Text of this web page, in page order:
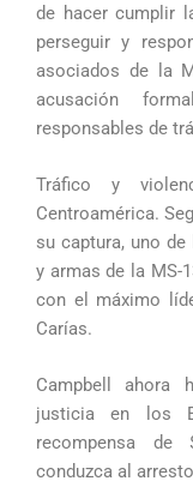
de hacer cumplir
perseguir y
asociados de la
acusación
responsables de
Tráfico y
Centroamérica.
su captura, uno
y armas de la MS-
con el máximo
Carías.
Campbell ahora
justicia en los
recompensa
conduzca al